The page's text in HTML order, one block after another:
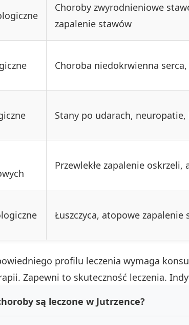
Choroby zwyrodnieniowe
zapalenie stawów
Choroba niedokrwienna serca,
Stany po udarach, neuropatie,
Przewlekłe zapalenie oskrzeli,
Łuszczyca, atopowe zapalenie
profilu leczenia wymaga
Zapewni to skuteczność leczenia.
są leczone w Jutrzence?